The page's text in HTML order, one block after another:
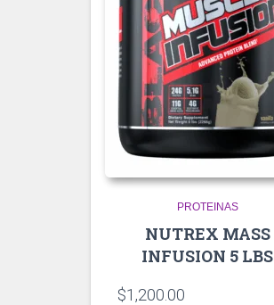
PROTEINAS
NUTREX MASS
INFUSION 5 LBS
$1,200.00